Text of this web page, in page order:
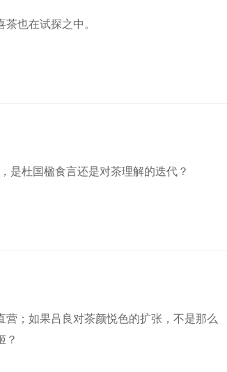
也在试探之中。
是杜国楹食言还是对茶理解的迭代？
；如果吕良对茶颜悦色的扩张，不是那么
？